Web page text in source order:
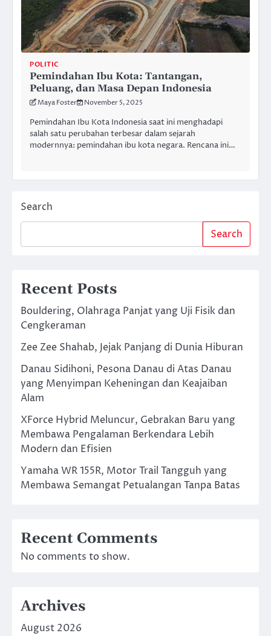
POLITIC
Pemindahan Ibu Kota: Tantangan,
Peluang, dan Masa Depan Indonesia
Maya Foster November 5, 2025
Pemindahan Ibu Kota Indonesia saat ini menghadapi
salah satu perubahan terbesar dalam sejarah
modernnya: pemindahan ibu kota negara. Rencana ini…
Search
Search
Recent Posts
Bouldering, Olahraga Panjat yang Uji Fisik dan
Cengkeraman
Zee Zee Shahab, Jejak Panjang di Dunia Hiburan
Danau Sidihoni, Pesona Danau di Atas Danau
yang Menyimpan Keheningan dan Keajaiban
Alam
XForce Hybrid Meluncur, Gebrakan Baru yang
Membawa Pengalaman Berkendara Lebih
Modern dan Efisien
Yamaha WR 155R, Motor Trail Tangguh yang
Membawa Semangat Petualangan Tanpa Batas
Recent Comments
No comments to show.
Archives
August 2026